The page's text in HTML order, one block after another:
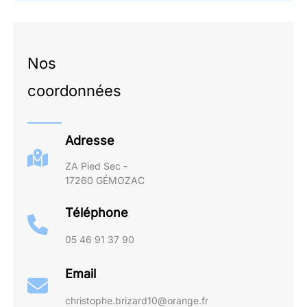
Nos
coordonnées
Adresse
ZA Pied Sec -
17260 GÉMOZAC
Téléphone
05 46 91 37 90
Email
christophe.brizard10@orange.fr